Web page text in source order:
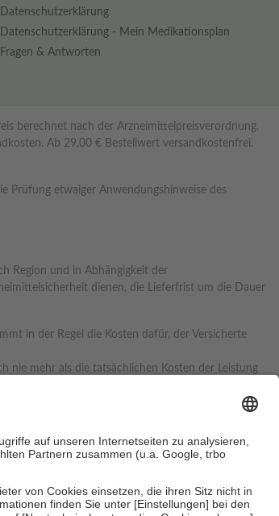
Datenschutzerklärung
Datenschutzerklärung - Mein Medikationsplan
Fragen & Antworten
berechnet nach der Arzneimittelpreisverordnung.
Ab 29,00 € Bestell­wert versand­kosten­frei.
Prüfung etwaiger Anwendungshinweise des
Region und in Abhängigkeit der
dienen, die Lieferfrist um die Dauer
in der Regel die Kosten dafür, der Versicherte
nie mehr als die tatsächlichen Kosten der Leistung
bei: